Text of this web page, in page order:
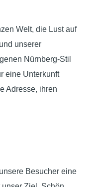
Welt, die Lust auf
unserer
Nürnberg-Stil
eine Unterkunft
Adresse, ihren
Besucher eine